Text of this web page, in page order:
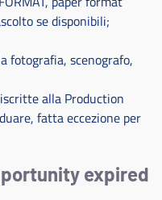
se disponibili;
fotografia, scenografo,
alla Production
fatta eccezione per
expired